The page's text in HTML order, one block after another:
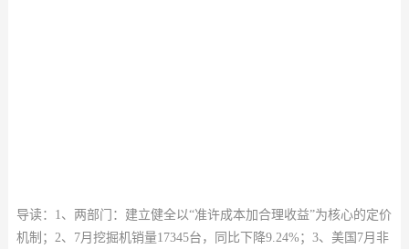
导读：1、两部门：建立健全以“准许成本加合理收益”为核心的定价
机制；2、7月挖掘机销量17345台，同比下降9.24%；3、美国7月非